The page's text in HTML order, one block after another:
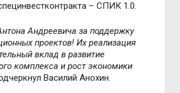
– СПИК 1.0.
Андреевича за поддержку
проектов! Их реализация
вклад в развитие
комплекса и рост экономики
Василий Анохин.